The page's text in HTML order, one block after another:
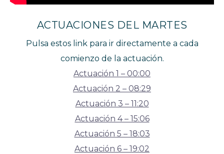
ACTUACIONES DEL MARTES
Pulsa estos link para ir directamente a cada
comienzo de la actuación.
Actuación 1 – 00:00
Actuación 2 – 08:29
Actuación 3 – 11:20
Actuación 4 – 15:06
Actuación 5 – 18:03
Actuación 6 – 19:02